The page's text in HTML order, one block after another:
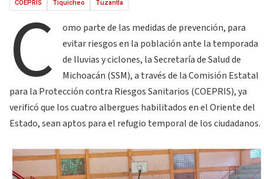
COEPRIS Tiquicheo Tuzantla
C
omo parte de las medidas de prevención, para
evitar riesgos en la población ante la temporada
de lluvias y ciclones, la Secretaría de Salud de
Michoacán (SSM), a través de la Comisión Estatal
para la Protección contra Riesgos Sanitarios (COEPRIS), ya
verificó que los cuatro albergues habilitados en el Oriente del
Estado, sean aptos para el refugio temporal de los ciudadanos.